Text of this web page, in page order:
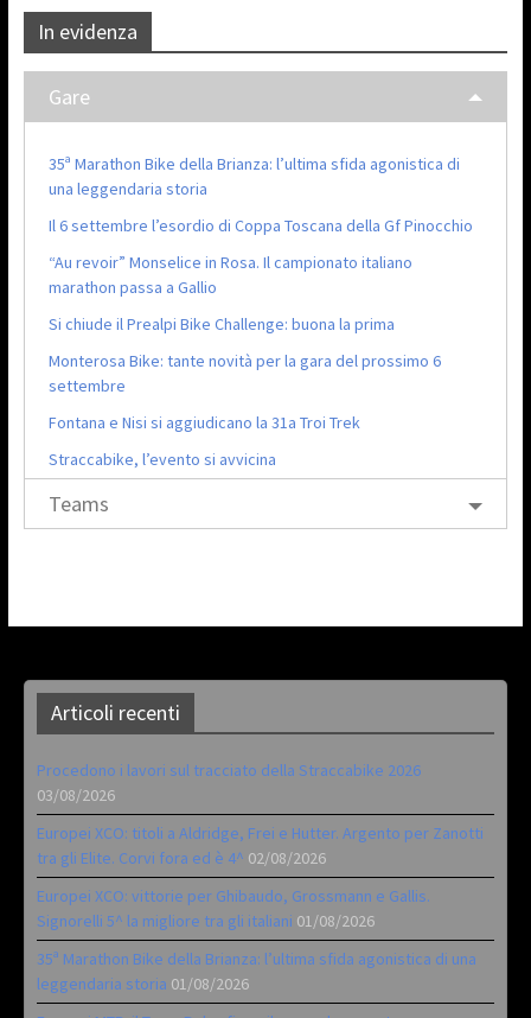
In evidenza
Gare
35ª Marathon Bike della Brianza: l’ultima sfida agonistica di
una leggendaria storia
Il 6 settembre l’esordio di Coppa Toscana della Gf Pinocchio
“Au revoir” Monselice in Rosa. Il campionato italiano
marathon passa a Gallio
Si chiude il Prealpi Bike Challenge: buona la prima
Monterosa Bike: tante novità per la gara del prossimo 6
settembre
Fontana e Nisi si aggiudicano la 31a Troi Trek
Straccabike, l’evento si avvicina
Teams
Articoli recenti
Procedono i lavori sul tracciato della Straccabike 2026
03/08/2026
Europei XCO: titoli a Aldridge, Frei e Hutter. Argento per Zanotti
tra gli Elite. Corvi fora ed è 4^ 02/08/2026
Europei XCO: vittorie per Ghibaudo, Grossmann e Gallis.
Signorelli 5^ la migliore tra gli italiani 01/08/2026
35ª Marathon Bike della Brianza: l’ultima sfida agonistica di una
leggendaria storia 01/08/2026